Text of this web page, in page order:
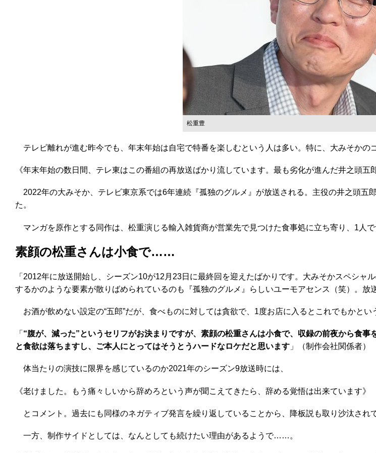
松重豊
テレビ離れが進む昨今でも、年末年始は自宅で特番を楽しむという人は多い。特に、大みそかの
《年末年始の数日間、テレ東はこの番組の再放送ばかり流しています。最も劣化が進んだ井之頭五
2022年の大みそか、テレビ東京系では6年連続『孤独のグルメ』が放送される。主役の井之頭五
た。
マンガを原作とする同作は、松重演じる輸入雑貨商が営業先で見つけた食事処に立ち寄り、1人
素顔の松重さんは小食で……
「2012年に放送開始し、シーズン10が12月23日に最終回を迎えたばかりです。大みそかスペシャ
するかのような要素が散りばめられているのも『孤独のグルメ』らしいユーモアセンス（笑）。放
お酒が飲めない設定の“五郎”だが、食べものに対しては貪欲で、1度お店に入るとこれでもかと
「 “腹が、減った”というセリフがお決まりですが、素顔の松重さんは小食で、収録の前夜から食
と食欲は落ちますし、ご本人にとってはそうとうハードなロケだと思います 」（制作会社関係者）
体当たりの演技に限界を感じているのか2021年のシーズン9放送時には、
《老けました。もう痛々しいから辞めろという声が聞こえてきたら、辞める覚悟は出来ています》
とコメント。過去にも同様のネガティブ発言を繰り返していることから、降板説も取り沙汰され
一方、制作サイドとしては、なんとしても続けたい理由があるようで……。